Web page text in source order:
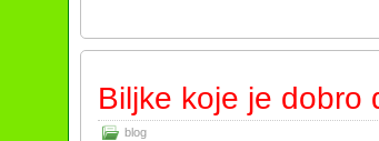
Biljke koje je dobro
blog